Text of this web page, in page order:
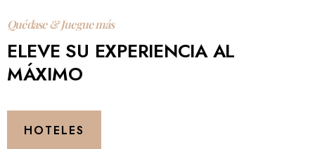
Quédase & Juegue más
ELEVE SU EXPERIENCIA AL
MÁXIMO
HOTELES